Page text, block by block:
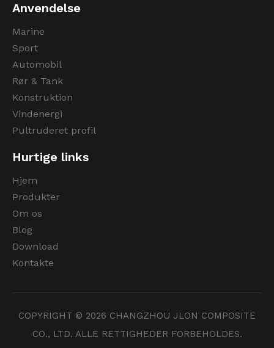
Anvendelse
Marine
Sport
Automobil
Rør & Tank
Konstruktion
Vindenergi
Pultruderet profil
Hurtige links
Hjem
Produkter
Om os
Blog
Download
Kontakte
COPYRIGHT © 2026 CHANGZHOU JLON COMPOSITE
CO., LTD. ALLE RETTIGHEDER FORBEHOLDES.